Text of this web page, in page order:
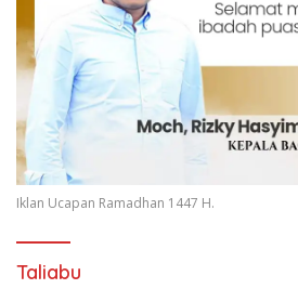
Iklan Ucapan Ramadhan 1447 H.
Taliabu